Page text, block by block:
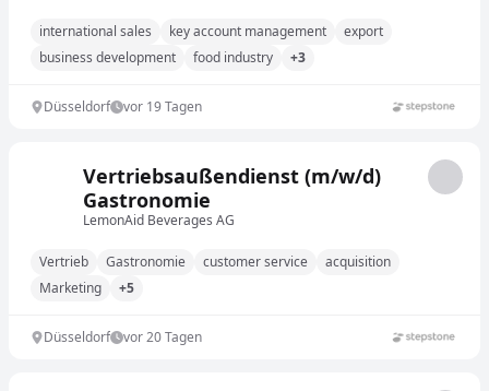
international sales key account management
export
business development
food industry +3
Düsseldorf vor 19 Tagen
Vertriebsaußendienst (m/w/d)
Gastronomie
LemonAid Beverages AG
Vertrieb Gastronomie customer service
acquisition
Marketing
+5
Düsseldorf vor 20 Tagen